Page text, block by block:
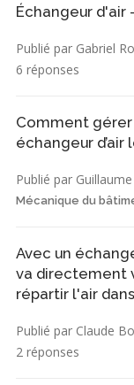
Échangeur d'air
Publié par Gabriel
6 réponses
Comment
échangeur
Publié par
Mécanique du
Avec un
va directement
répartir l'air
Publié par Claude
2 réponses